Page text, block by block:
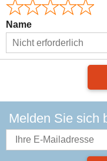
Name
Melden Sie sich